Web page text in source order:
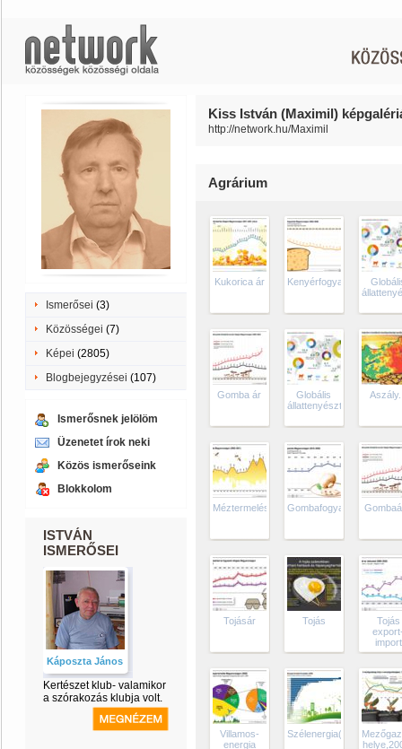
Ismerősei (3)
Közösségei (7)
Képei (2805)
Blogbejegyzései (107)
Ismerősnek jelölöm
Üzenetet írok neki
Közös ismerőseink
Blokkolom
ISTVÁN
ISMERŐSEI
Káposzta János
Kertészet klub- valamikor
a szórakozás klubja volt.
Kiss István (Maximil)
http://network.hu/Maximil
Agrárium
Kukorica ár Kenyérfogyasztás
Gomba ár
Globális
állattenyésztés
Méztermelés Gombafogyasztás
Tojásár Tojás
Tojás
import
Villamos-
energia
Szélenergia(EU)